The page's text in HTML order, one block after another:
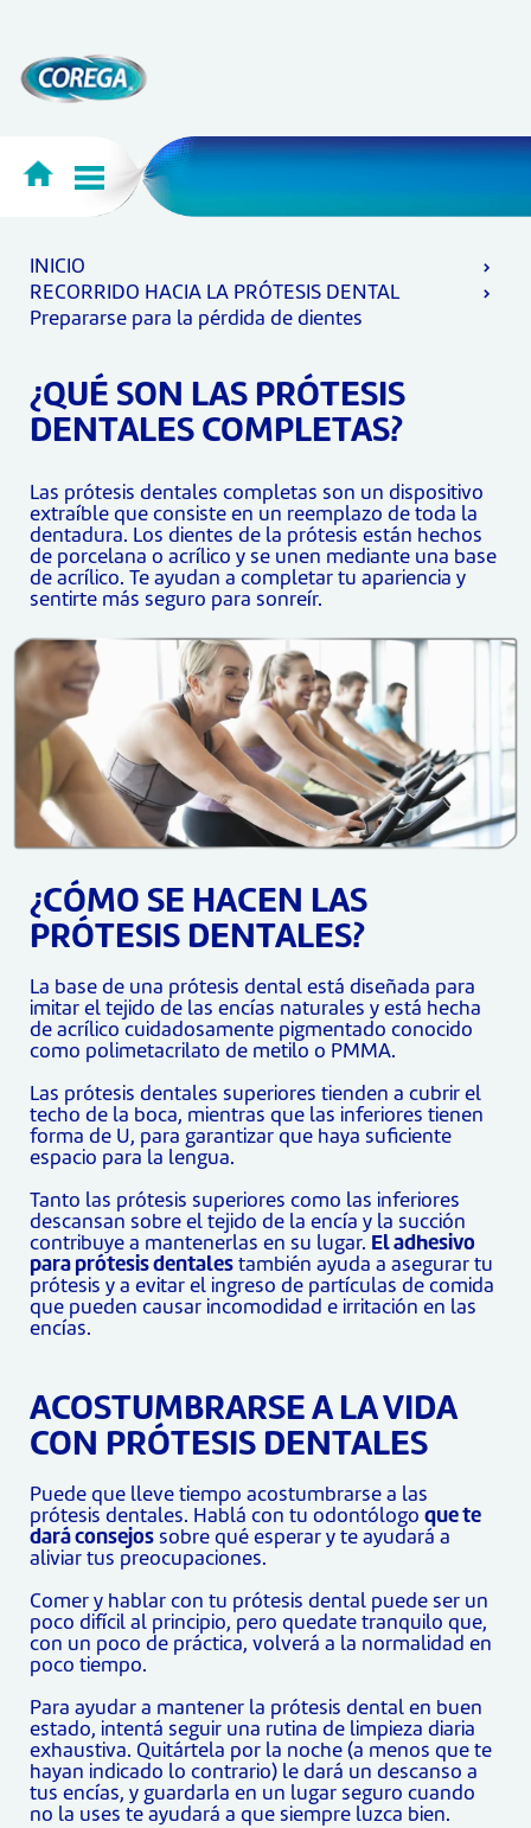
INICIO
RECORRIDO HACIA LA PRÓTESIS DENTAL
Prepararse para la pérdida de dientes
¿QUÉ SON LAS PRÓTESIS
DENTALES COMPLETAS?
Las prótesis dentales completas son un dispositivo
extraíble que consiste en un reemplazo de toda la
dentadura. Los dientes de la prótesis están hechos
de porcelana o acrílico y se unen mediante una base
de acrílico. Te ayudan a completar tu apariencia y
sentirte más seguro para sonreír.
¿CÓMO SE HACEN LAS
PRÓTESIS DENTALES?
La base de una prótesis dental está diseñada para
imitar el tejido de las encías naturales y está hecha
de acrílico cuidadosamente pigmentado conocido
como polimetacrilato de metilo o PMMA.
Las prótesis dentales superiores tienden a cubrir el
techo de la boca, mientras que las inferiores tienen
forma de U, para garantizar que haya suficiente
espacio para la lengua.
Tanto las prótesis superiores como las inferiores
descansan sobre el tejido de la encía y la succión
contribuye a mantenerlas en su lugar. El adhesivo
para prótesis dentales también ayuda a asegurar tu
prótesis y a evitar el ingreso de partículas de comida
que pueden causar incomodidad e irritación en las
encías.
ACOSTUMBRARSE A LA VIDA
CON PRÓTESIS DENTALES
Puede que lleve tiempo acostumbrarse a las
prótesis dentales. Hablá con tu odontólogo que te
dará consejos sobre qué esperar y te ayudará a
aliviar tus preocupaciones.
Comer y hablar con tu prótesis dental puede ser un
poco difícil al principio, pero quedate tranquilo que,
con un poco de práctica, volverá a la normalidad en
poco tiempo.
Para ayudar a mantener la prótesis dental en buen
estado, intentá seguir una rutina de limpieza diaria
exhaustiva. Quitártela por la noche (a menos que te
hayan indicado lo contrario) le dará un descanso a
tus encías, y guardarla en un lugar seguro cuando
no la uses te ayudará a que siempre luzca bien.